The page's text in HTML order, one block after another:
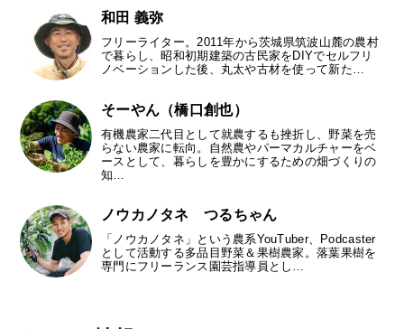
和田 義弥
フリーライター。2011年から茨城県筑波山麓の農村
で暮らし、昭和初期建築の古民家をDIYでセルフリ
ノベーションした後、丸太や古材を使って新た…
そーやん（橋口創也）
有機農家二代目として就農するも挫折し、野菜を売
らない農家に転向。自然農やパーマカルチャーをベ
ースとして、暮らしを豊かにするための畑づくりの
知…
ノウカノタネ つるちゃん
「ノウカノタネ」という農系YouTuber、Podcaster
として活動する多品目野菜＆果樹農家。落葉果樹を
専門にフリーランス園芸指導員とし…